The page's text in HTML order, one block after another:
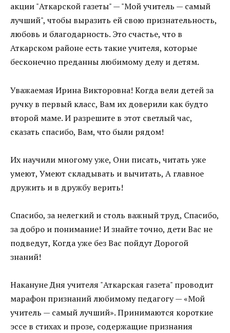
акции "Аткарской газеты" — "Мой учитель — самый
лучший", чтобы выразить ей свою признательность,
любовь и благодарность. Это счастье, что в
Аткарском районе есть такие учителя, которые
бесконечно преданны любимому делу и детям.
Уважаемая Ирина Викторовна! Когда вели детей за
ручку в первый класс, Вам их доверили как будто
второй маме. И разрешите в этот светлый час,
сказать спасибо, Вам, что были рядом!
Их научили многому уже, Они писать, читать уже
умеют, Умеют складывать и вычитать, А главное
дружить и в дружбу верить!
Спасибо, за нелегкий и столь важный труд, Спасибо,
за добро и понимание! И знайте точно, дети Вас не
подведут, Когда уже без Вас пойдут Дорогой
знаний!
Накануне Дня учителя "Аткарская газета" проводит
марафон признаний любимому педагогу — «Мой
учитель — самый лучший». Принимаются короткие
эссе в стихах и прозе, содержащие признания